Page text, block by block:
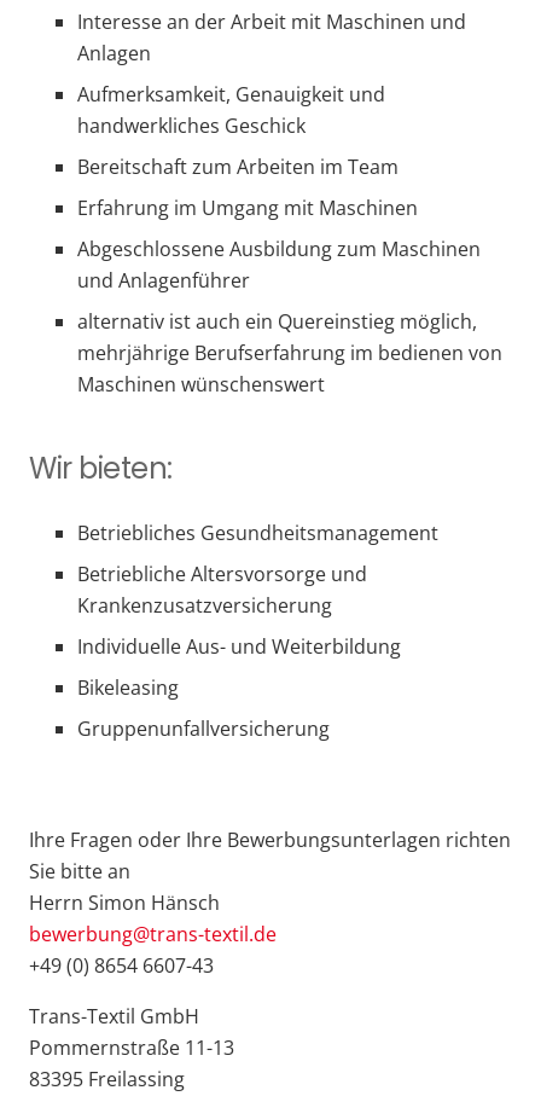
Interesse an der Arbeit mit Maschinen und
Anlagen
Aufmerksamkeit, Genauigkeit und
handwerkliches Geschick
Bereitschaft zum Arbeiten im Team
Erfahrung im Umgang mit Maschinen
Abgeschlossene Ausbildung zum Maschinen
und Anlagenführer
alternativ ist auch ein Quereinstieg möglich,
mehrjährige Berufserfahrung im bedienen von
Maschinen wünschenswert
Wir bieten:
Betriebliches Gesundheitsmanagement
Betriebliche Altersvorsorge und
Krankenzusatzversicherung
Individuelle Aus- und Weiterbildung
Bikeleasing
Gruppenunfallversicherung
Ihre Fragen oder Ihre Bewerbungsunterlagen richten
Sie bitte an
Herrn Simon Hänsch
bewerbung@trans-textil.de
+49 (0) 8654 6607-43
Trans-Textil GmbH
Pommernstraße 11-13
83395 Freilassing